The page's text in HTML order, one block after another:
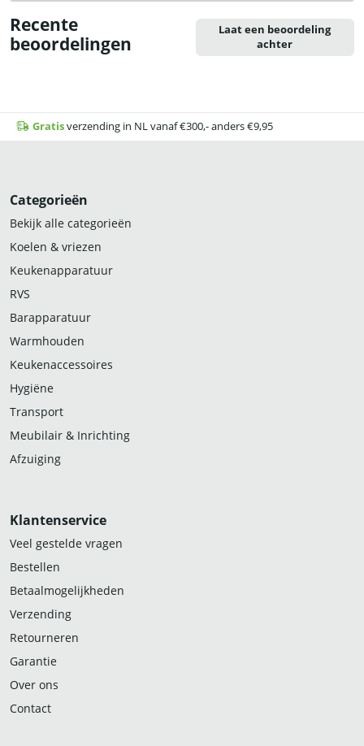
Recente
beoordelingen
Laat een beoordeling
achter
Gratisverzending in NL vanaf €300,- anders €9,95
Categorieën
Bekijk alle categorieën
Koelen & vriezen
Keukenapparatuur
RVS
Barapparatuur
Warmhouden
Keukenaccessoires
Hygiëne
Transport
Meubilair & Inrichting
Afzuiging
Klantenservice
Veel gestelde vragen
Bestellen
Betaalmogelijkheden
Verzending
Retourneren
Garantie
Over ons
Contact